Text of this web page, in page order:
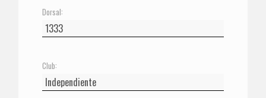
Dorsal:
Club: